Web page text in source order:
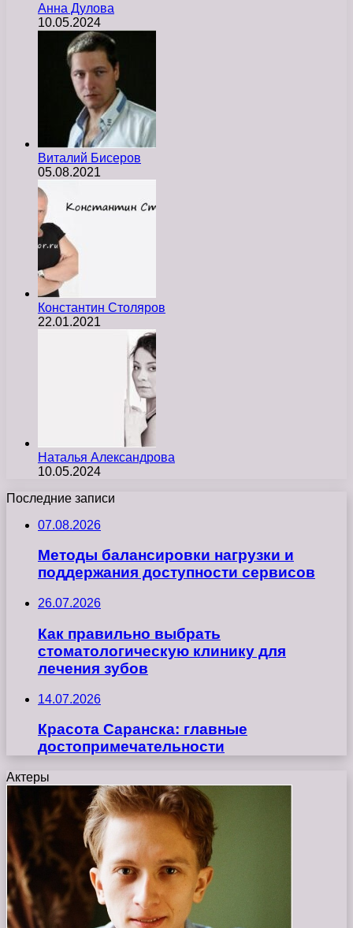
Анна Дулова
10.05.2024
Виталий Бисеров
05.08.2021
Константин Столяров
22.01.2021
Наталья Александрова
10.05.2024
Последние записи
07.08.2026
Методы балансировки нагрузки и
поддержания доступности сервисов
26.07.2026
Как правильно выбрать
стоматологическую клинику для
лечения зубов
14.07.2026
Красота Саранска: главные
достопримечательности
Актеры